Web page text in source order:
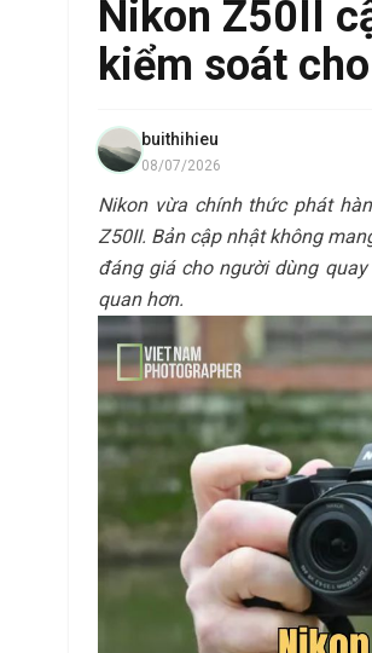
Nikon Z50II
kiểm soát
buithihieu
08/07/2026
Nikon vừa chính thức phát
Z50II. Bản cập nhật không
đáng giá cho người dùng
quan hơn.